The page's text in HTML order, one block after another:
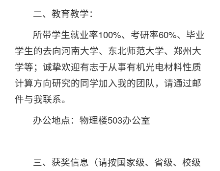
二、教育教学：
所带学生就业率100%、考研率60%、毕业
学生的去向河南大学、东北师范大学、郑州大
学等；诚挚欢迎有志于从事有机光电材料性质
计算方向研究的同学加入我的团队，请通过邮
件与我联系。
办公地点：物理楼503办公室
三、获奖信息（请按国家级、省级、校级